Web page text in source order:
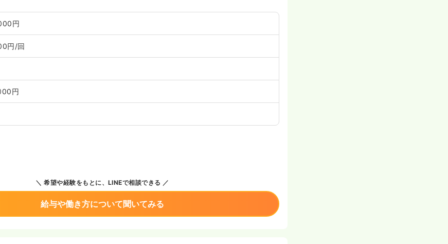
円
円/回
円
希望や経験をもとに、LINEで相談できる
給与や働き方について聞いてみる